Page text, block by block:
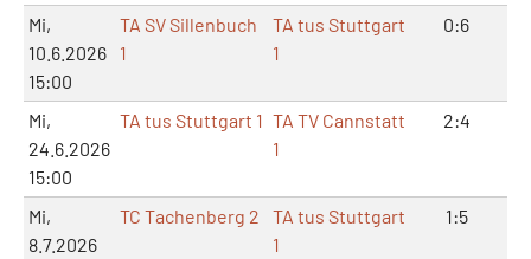
Mi,
10.6.2026
15:00
TA SV Sillenbuch
1
TA tus Stuttgart
1
0:6
Mi,
24.6.2026
15:00
TA tus Stuttgart 1 TA TV Cannstatt
1
2:4
Mi,
8.7.2026
TC Tachenberg 2
TA tus Stuttgart
1
1:5